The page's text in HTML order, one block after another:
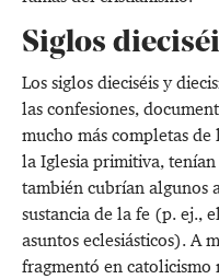
Siglos
Los siglos dieciséis y
las confesiones,
mucho más completas
la Iglesia primitiva,
también cubrían algunos
sustancia de la fe (p. ej.,
asuntos eclesiásticos). A
fragmentó en catolicismo